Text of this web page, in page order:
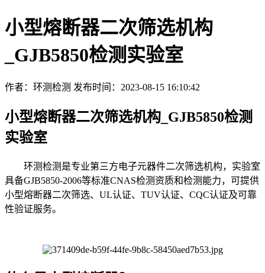
小型熔断器二次筛选机构
_GJB5850检测实验室
作者：环测检测 发布时间：2023-08-15 16:10:42
小型熔断器二次筛选机构_GJB5850检测
实验室
环测检测是专业第三方电子元器件二次筛选机构，实验室
具备GJB5850-2006等标准CNAS检测资质和检测能力，可提供
小型熔断器二次筛选、UL认证、TUV认证、CQC认证及可靠
性验证服务。